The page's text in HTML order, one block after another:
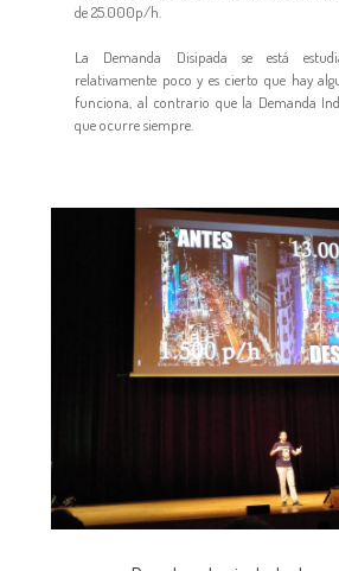
de 25.000p/h.
La Demanda Disipada se está
relativamente poco y es cierto que hay
funciona, al contrario que la Demanda
que ocurre siempre.